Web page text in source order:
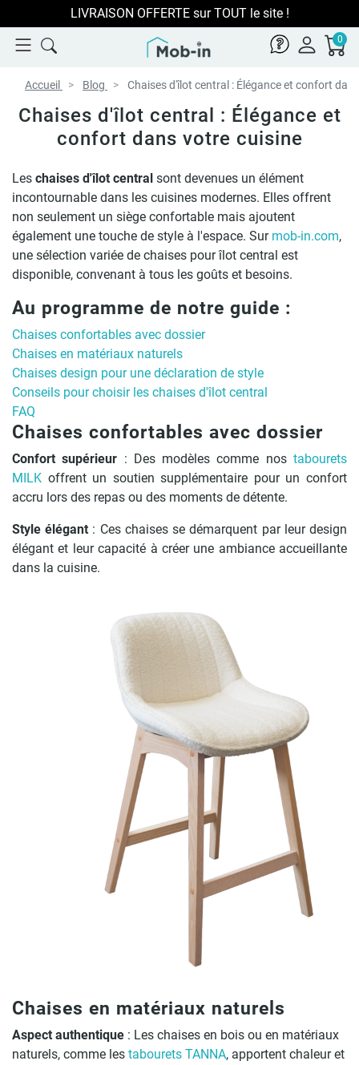
LIVRAISON OFFERTE sur TOUT le site !
0
Accueil Blog Chaises d'îlot central : Élégance et confort
Chaises d'îlot central : Élégance et
confort dans votre cuisine
Les chaises d'îlot central sont devenues un élément
incontournable dans les cuisines modernes. Elles offrent
non seulement un siège confortable mais ajoutent
également une touche de style à l'espace. Sur mob-in.com,
une sélection variée de chaises pour îlot central est
disponible, convenant à tous les goûts et besoins.
Au programme de notre guide :
Chaises confortables avec dossier
Chaises en matériaux naturels
Chaises design pour une déclaration de style
Conseils pour choisir les chaises d'îlot central
FAQ
Chaises confortables avec dossier
Confort supérieur : Des modèles comme nostabourets
MILK offrent un soutien supplémentaire pour un confort
accru lors des repas ou des moments de détente.
Style élégant : Ces chaises se démarquent par leur design
élégant et leur capacité à créer une ambiance accueillante
dans la cuisine.
Chaises en matériaux naturels
Aspect authentique : Les chaises en bois ou en matériaux
naturels, comme les tabourets TANNA, apportent chaleur et